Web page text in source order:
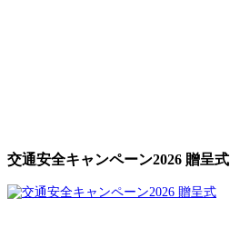
交通安全キャンペーン2026 贈呈式